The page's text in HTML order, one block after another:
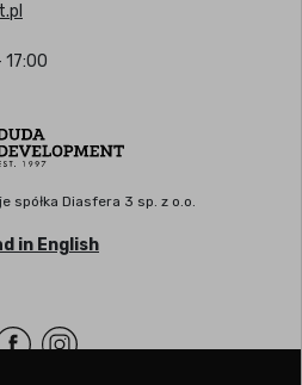
spółka Diasfera 3 sp. z o.o.
in English